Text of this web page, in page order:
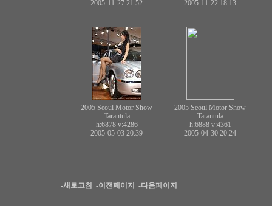
2005-11-27 21:52
2005-11-22 18:13
2005 Seoul Motor Show
Tarantula
h:6878 v:4286
2005-05-03 20:39
2005 Seoul Motor Show
Tarantula
h:6888 v:4361
2005-04-30 20:24
-새로고침 -이전페이지 -다음페이지